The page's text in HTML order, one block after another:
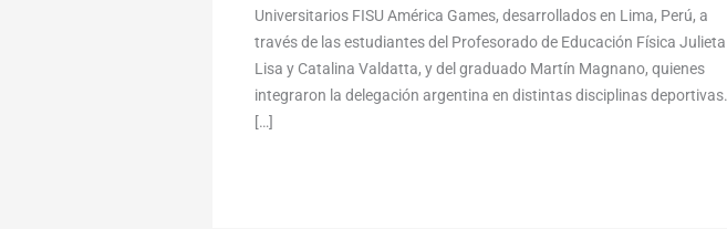
Universitarios FISU América Games, desarrollados en Lima, Perú, a
través de las estudiantes del Profesorado de Educación Física Julieta
Lisa y Catalina Valdatta, y del graduado Martín Magnano, quienes
integraron la delegación argentina en distintas disciplinas deportivas.
[…]